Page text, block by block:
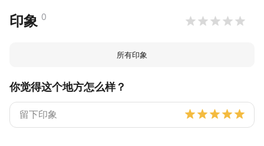
印象 0
所有印象
你觉得这个地方怎么样？